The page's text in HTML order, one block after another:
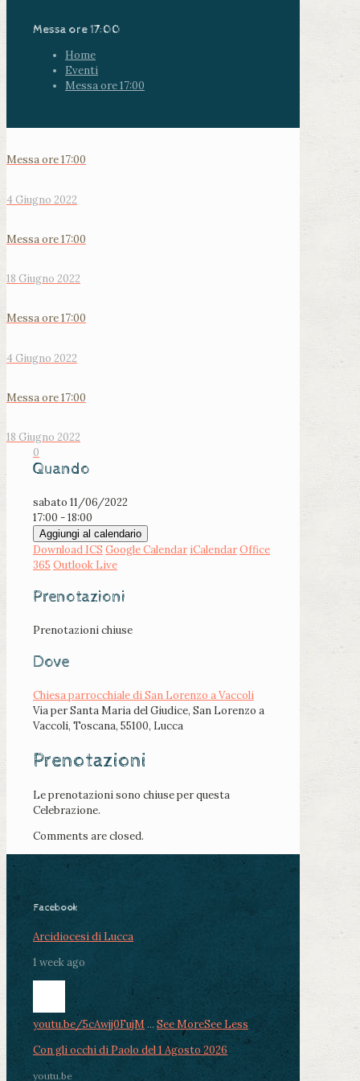
Messa ore 17:00
Home
Eventi
Messa ore 17:00
Messa ore 17:00
4 Giugno 2022
Messa ore 17:00
18 Giugno 2022
Messa ore 17:00
4 Giugno 2022
Messa ore 17:00
18 Giugno 2022
0
Quando
sabato 11/06/2022
17:00 - 18:00
Aggiungi al calendario
Download ICS Google Calendar iCalendarOffice
365 Outlook Live
Prenotazioni
Prenotazioni chiuse
Dove
Chiesa parrocchiale di San Lorenzo a Vaccoli
Via per Santa Maria del Giudice, San Lorenzo a
Vaccoli, Toscana, 55100, Lucca
Prenotazioni
Le prenotazioni sono chiuse per questa
Celebrazione.
Comments are closed.
Facebook
Arcidiocesi di Lucca
1 week ago
youtu.be/5cAwjj0FujM ... See MoreSee Less
Con gli occhi di Paolo del 1 Agosto 2026
youtu.be